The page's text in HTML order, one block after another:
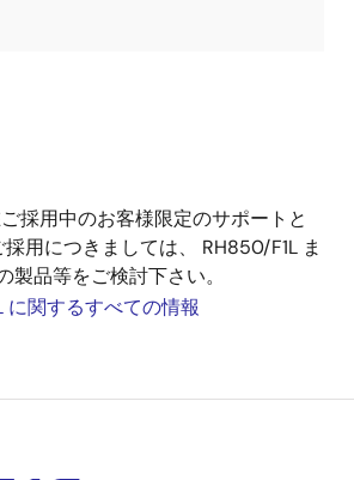
採用中のお客様限定のサポートと
用につきましては、 RH850/F1L ま
製品等をご検討下さい。
関するすべての情報